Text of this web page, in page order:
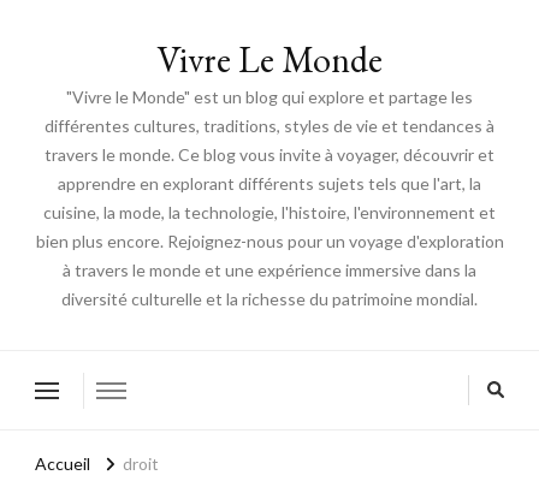
Vivre Le Monde
"Vivre le Monde" est un blog qui explore et partage les
différentes cultures, traditions, styles de vie et tendances à
travers le monde. Ce blog vous invite à voyager, découvrir et
apprendre en explorant différents sujets tels que l'art, la
cuisine, la mode, la technologie, l'histoire, l'environnement et
bien plus encore. Rejoignez-nous pour un voyage d'exploration
à travers le monde et une expérience immersive dans la
diversité culturelle et la richesse du patrimoine mondial.
Accueil droit